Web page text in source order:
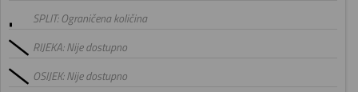
SPLIT: Ograničena količina
RIJEKA: Nije dostupno
OSIJEK: Nije dostupno